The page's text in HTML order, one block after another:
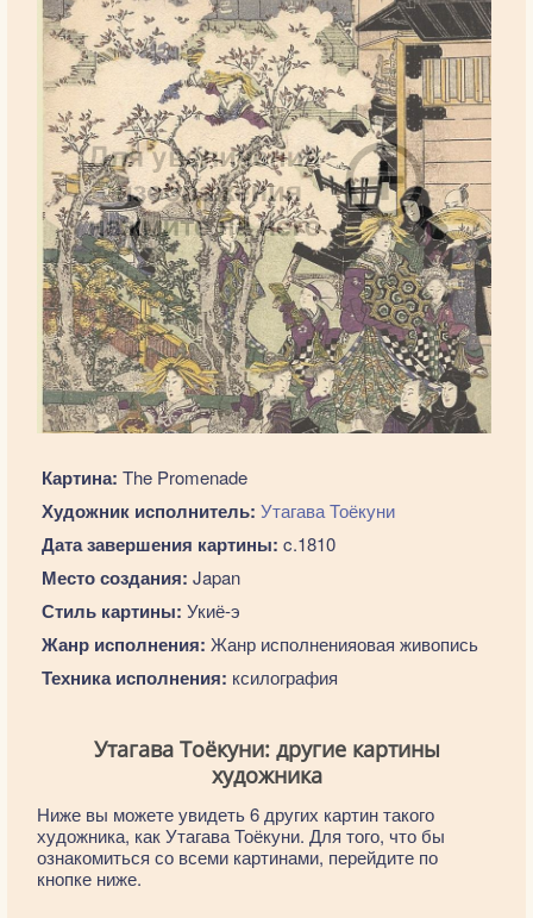
Картина: The Promenade
Художник исполнитель: Утагава Тоёкуни
Дата завершения картины: c.1810
Место создания: Japan
Стиль картины: Укиё-э
Жанр исполнения: Жанр исполненияовая живопись
Техника исполнения: ксилография
Утагава Тоёкуни: другие картины
художника
Ниже вы можете увидеть 6 других картин такого
художника, как Утагава Тоёкуни. Для того, что бы
ознакомиться со всеми картинами, перейдите по
кнопке ниже.